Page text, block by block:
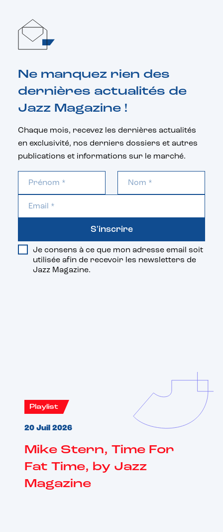
Ne manquez rien des
dernières actualités de
Jazz Magazine !
Chaque mois, recevez les dernières actualités
en exclusivité, nos derniers dossiers et autres
publications et informations sur le marché.
Je consens à ce que mon adresse email soit
utilisée afin de recevoir les newsletters de
Jazz Magazine.
S'inscrire
Playlist
20 Juil 2026
Mike Stern, Time For
Fat Time, by Jazz
Magazine